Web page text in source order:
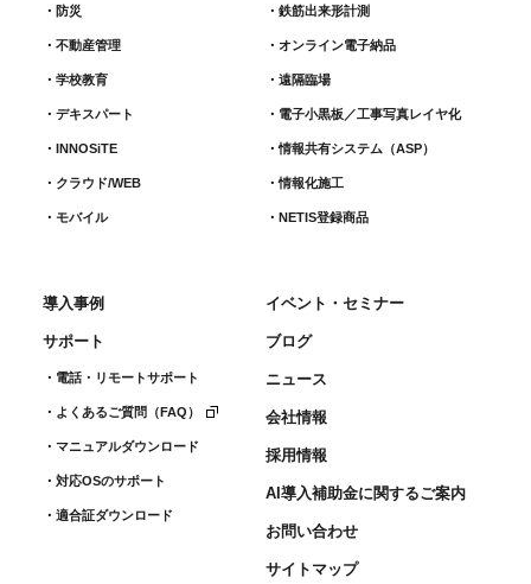
防災
不動産管理
学校教育
デキスパート
INNOSiTE
クラウド/WEB
モバイル
鉄筋出来形計測​
オンライン電子納品
遠隔臨場
電子小黒板／工事写真レイヤ化
情報共有システム（ASP）
情報化施工
NETIS登録商品
導入事例
サポート
電話・リモートサポート
よくあるご質問（FAQ）
マニュアルダウンロード
対応OSのサポート
適合証ダウンロード
イベント・セミナー
ブログ
ニュース
会社情報
採用情報
AI導入補助金に関するご案内
お問い合わせ
サイトマップ